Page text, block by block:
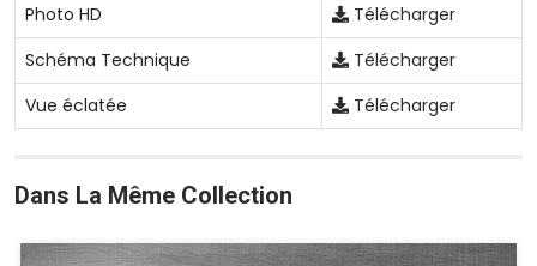
Photo HD
Télécharger
Schéma Technique
Télécharger
Vue éclatée
Télécharger
Dans La Même Collection